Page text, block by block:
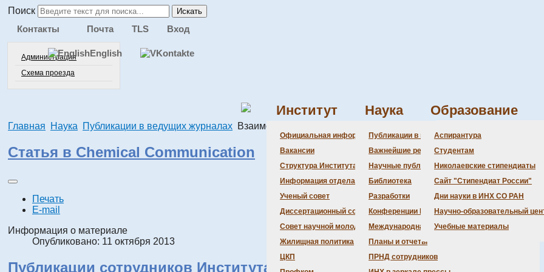
Поиск Искать
Контакты
Администрация
Схема проезда
Почта TLS Вход
English
Институт
Официальная информация
Администрация
Бланки
История Института
Локальные акты
Противодействие
Вакансии
Структура Института
Информация отдела кадров
Документация
Ученый совет
Состав совета
Повестка дня заседаний
Информация ученого
Диссертационный совет
Состав совета
Даты защит диссертаций
Шифры специальностей
Объявления о защитах
Предварительное
Совет научной молодежи
Состав СНМ
Жилищная политика
ЦКП
Новости науки
Награды
Наука
Публикации в ведущих журналах
Важнейшие результаты
Научные публикации сотрудников
Библиотека
Разработки
Конференции Института
Международная деятельность
Планы и отчеты
ПРНД сотрудников
Образование
Аспирантура
Студентам
Николаевские стипендиаты
Сайт "Стипендиат России"
Дни науки в ИНХ СО РАН
Научно-образовательный
Учебные материалы
Главная Наука Публикации в ведущих журналах Взаимопревращения между треугольным и кубановым
Статья в Chemical Communication
Печать
E-mail
Информация о материале
Опубликовано: 11 октября 2013
Публикации сотрудников Института в ведущих журналах